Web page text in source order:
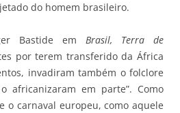
do homem brasileiro.
Bastide em Brasil, Terra de
por terem transferido da África
invadiram também o folclore
africanizaram em parte”. Como
o carnaval europeu, como aquele